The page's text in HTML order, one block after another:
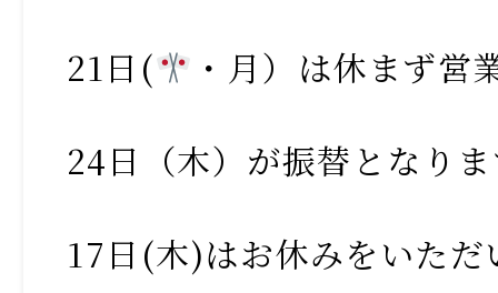
21日(
・月）は休まず営
24日（木）が振替となり
17日(木)はお休みをいただ